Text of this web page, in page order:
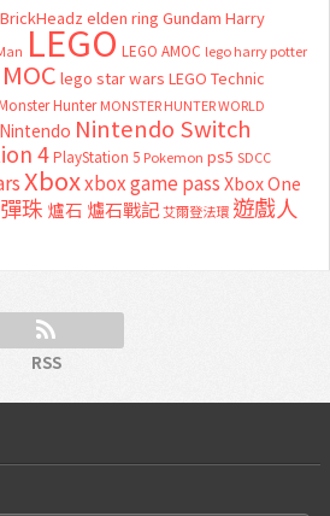
BrickHeadz elden ring Gundam Harry
LEGO LEGO AMOC lego harry potter
lego star wars LEGO Technic
Monster Hunter MONSTER HUNTER WORLD
Nintendo Nintendo Switch
4 PlayStation 5 Pokemon ps5 SDCC
Xboxxbox game passXbox One
珠 爐石 爐石戰記艾爾登法環 遊戲人
RSS